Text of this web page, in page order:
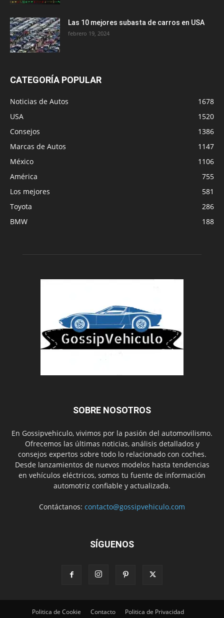
Las 10 mejores subasta de carros en USA
febrero 19, 2024
CATEGORÍA POPULAR
Noticias de Autos
1678
USA
1520
Consejos
1386
Marcas de Autos
1147
México
1106
América
755
Los mejores
581
Toyota
286
BMW
188
SOBRE NOSOTROS
En Gossipvehiculo, vivimos por la pasión del automovilismo.
Ofrecemos las últimas noticias, análisis detallados y
consejos expertos sobre todo lo relacionado con coches.
Desde lanzamientos de nuevos modelos hasta tendencias
en vehículos eléctricos, somos tu fuente de información
automotriz confiable y actualizada.
Contáctanos: contacto@gossipvehiculo.com
SÍGUENOS
Politica de Cookie Contacto
Politica de Privacidad